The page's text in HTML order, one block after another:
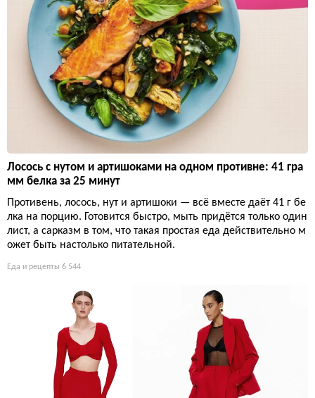
Лосось с нутом и артишоками на одном противне: 41 гра
мм белка за 25 минут
Противень, лосось, нут и артишоки — всё вместе даёт 41 г бе
лка на порцию. Готовится быстро, мыть придётся только один
лист, а сарказм в том, что такая простая еда действительно м
ожет быть настолько питательной.
Еда и рецепты 6 544